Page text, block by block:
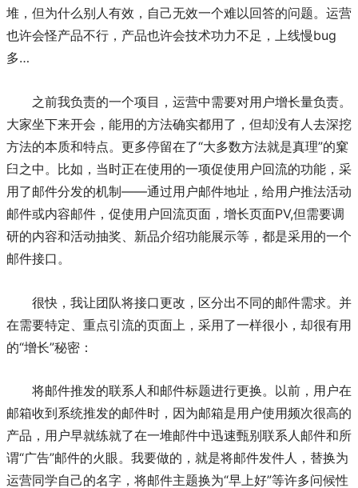
堆，但为什么别人有效，自己无效一个难以回答的问题。运营
也许会怪产品不行，产品也许会技术功力不足，上线慢bug
多…
之前我负责的一个项目，运营中需要对用户增长量负责。
大家坐下来开会，能用的方法确实都用了，但却没有人去深挖
方法的本质和特点。更多停留在了“大多数方法就是真理”的窠
臼之中。比如，当时正在使用的一项促使用户回流的功能，采
用了邮件分发的机制——通过用户邮件地址，给用户推法活动
邮件或内容邮件，促使用户回流页面，增长页面PV,但需要调
研的内容和活动抽奖、新品介绍功能展示等，都是采用的一个
邮件接口。
很快，我让团队将接口更改，区分出不同的邮件需求。并
在需要特定、重点引流的页面上，采用了一样很小，却很有用
的“增长”秘密：
将邮件推发的联系人和邮件标题进行更换。以前，用户在
邮箱收到系统推发的邮件时，因为邮箱是用户使用频次很高的
产品，用户早就练就了在一堆邮件中迅速甄别联系人邮件和所
谓“广告”邮件的火眼。我要做的，就是将邮件发件人，替换为
运营同学自己的名字，将邮件主题换为“早上好”等许多问候性